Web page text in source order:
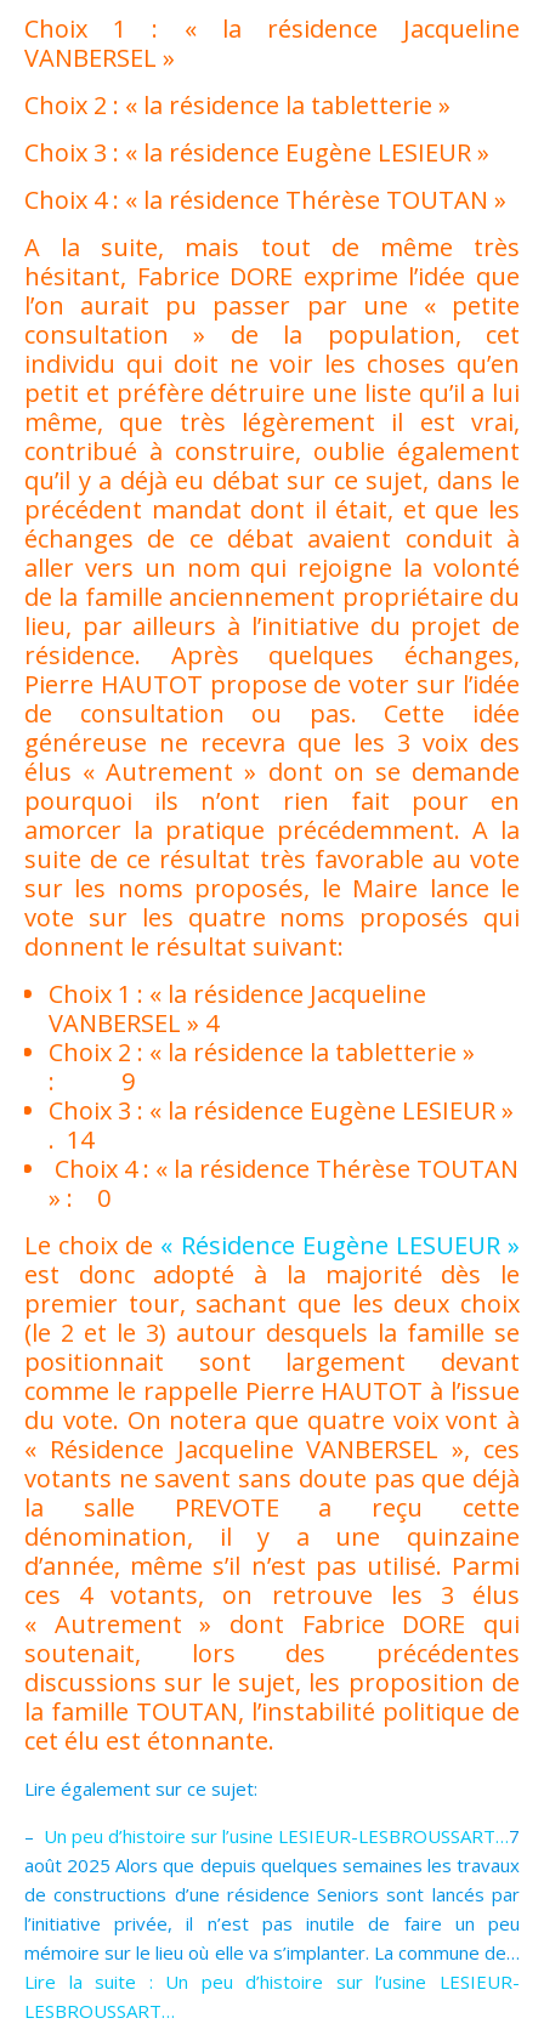
Choix 1 : « la résidence Jacqueline
VANBERSEL »
Choix 2 : « la résidence la tabletterie »
Choix 3 : « la résidence Eugène LESIEUR »
Choix 4 : « la résidence Thérèse TOUTAN »
A la suite, mais tout de même très
hésitant, Fabrice DORE exprime l’idée que
l’on aurait pu passer par une « petite
consultation » de la population, cet
individu qui doit ne voir les choses qu’en
petit et préfère détruire une liste qu’il a lui
même, que très légèrement il est vrai,
contribué à construire, oublie également
qu’il y a déjà eu débat sur ce sujet, dans le
précédent mandat dont il était, et que les
échanges de ce débat avaient conduit à
aller vers un nom qui rejoigne la volonté
de la famille anciennement propriétaire du
lieu, par ailleurs à l’initiative du projet de
résidence. Après quelques échanges,
Pierre HAUTOT propose de voter sur l’idée
de consultation ou pas. Cette idée
généreuse ne recevra que les 3 voix des
élus « Autrement » dont on se demande
pourquoi ils n’ont rien fait pour en
amorcer la pratique précédemment. A la
suite de ce résultat très favorable au vote
sur les noms proposés, le Maire lance le
vote sur les quatre noms proposés qui
donnent le résultat suivant:
Choix 1 : « la résidence Jacqueline
VANBERSEL » 4
Choix 2 : « la résidence la tabletterie »
: 9
Choix 3 : « la résidence Eugène LESIEUR »
. 14
Choix 4 : « la résidence Thérèse TOUTAN
» : 0
Le choix de « Résidence Eugène LESUEUR »
est donc adopté à la majorité dès le
premier tour, sachant que les deux choix
(le 2 et le 3) autour desquels la famille se
positionnait sont largement devant
comme le rappelle Pierre HAUTOT à l’issue
du vote. On notera que quatre voix vont à
« Résidence Jacqueline VANBERSEL », ces
votants ne savent sans doute pas que déjà
la salle PREVOTE a reçu cette
dénomination, il y a une quinzaine
d’année, même s’il n’est pas utilisé. Parmi
ces 4 votants, on retrouve les 3 élus
« Autrement » dont Fabrice DORE qui
soutenait, lors des précédentes
discussions sur le sujet, les proposition de
la famille TOUTAN, l’instabilité politique de
cet élu est étonnante.
Lire également sur ce sujet:
– Un peu d’histoire sur l’usine LESIEUR-LESBROUSSART…7
août 2025 Alors que depuis quelques semaines les travaux
de constructions d’une résidence Seniors sont lancés par
l’initiative privée, il n’est pas inutile de faire un peu
mémoire sur le lieu où elle va s’implanter. La commune de…
Lire la suite : Un peu d’histoire sur l’usine LESIEUR-
LESBROUSSART…